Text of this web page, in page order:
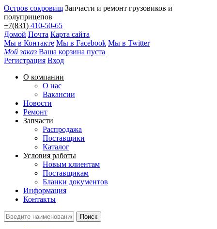
Остров сокровищ Запчасти и ремонт грузовиков и
полуприцепов
+7(831) 410-50-65
Домой Почта Карта сайта
Мы в Контакте Мы в Facebook Мы в Twitter
Мой заказ Ваша корзина пуста
Регистрация Вход
О компании
О нас
Вакансии
Новости
Ремонт
Запчасти
Распродажа
Поставщики
Каталог
Условия работы
Новым клиентам
Поставщикам
Бланки документов
Информация
Контакты